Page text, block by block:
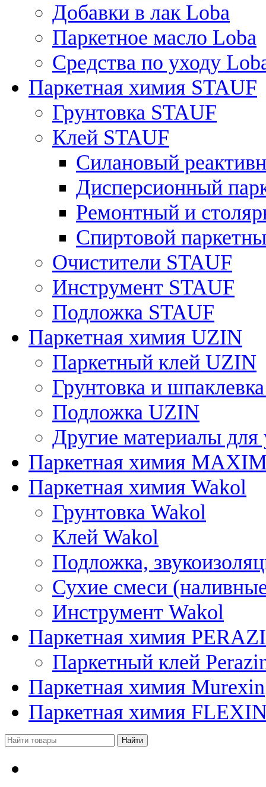
Добавки в лак Loba
Паркетное масло Loba
Средства по уходу
Паркетная химия STAUF
Грунтовка STAUF
Клей STAUF
Силановый
Дисперсионный
Ремонтный и
Спиртовой
Очистители STAUF
Инструмент STAUF
Подложка STAUF
Паркетная химия UZIN
Паркетный клей UZIN
Грунтовка и
Подложка UZIN
Другие материалы
Паркетная химия
Паркетная химия Wakol
Грунтовка Wakol
Клей Wakol
Подложка,
Сухие смеси
Инструмент Wakol
Паркетная химия
Паркетный клей
Паркетная химия Murexin
Паркетная химия